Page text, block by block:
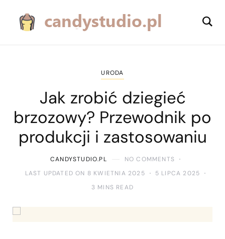
URODA
Jak zrobić dziegieć
brzozowy? Przewodnik po
produkcji i zastosowaniu
CANDYSTUDIO.PL
NO COMMENTS
LAST UPDATED ON 8 KWIETNIA 2025
5 LIPCA 2025
3 MINS READ